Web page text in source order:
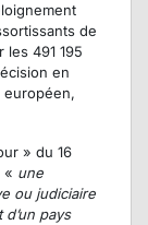
de
491 195
en
européen,
» du 16
« une
ou judiciaire
pays